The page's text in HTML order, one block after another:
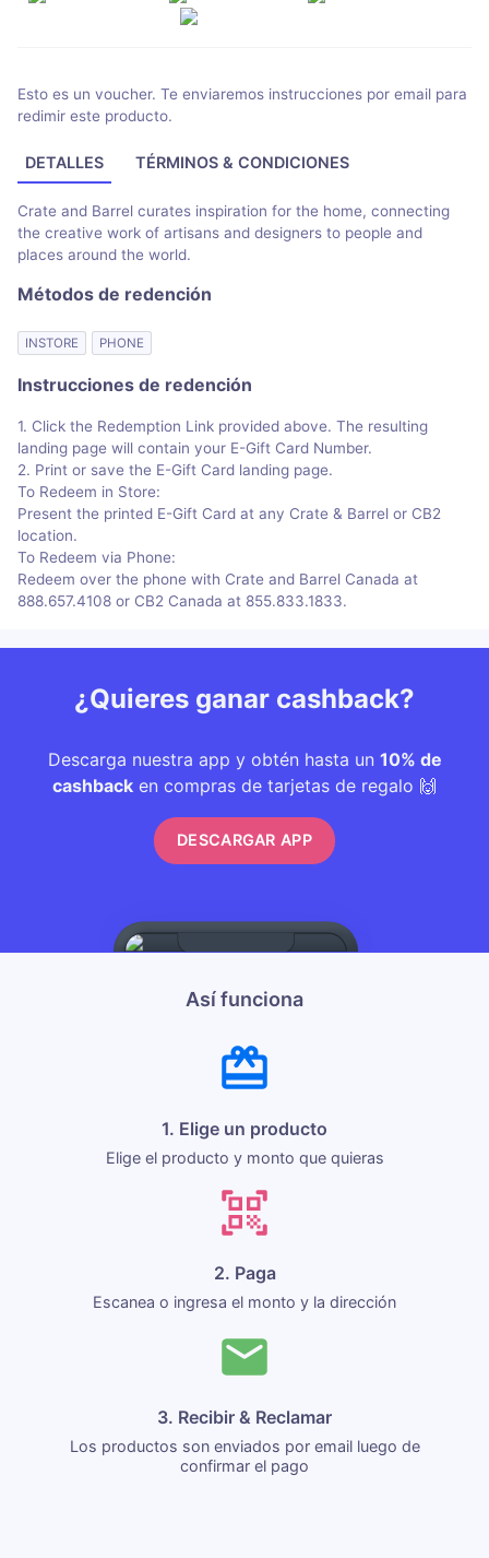
Esto es un voucher. Te enviaremos instrucciones por email para
redimir este producto.
DETALLES TÉRMINOS & CONDICIONES
Crate and Barrel curates inspiration for the home, connecting
the creative work of artisans and designers to people and
places around the world.
Métodos de redención
INSTORE PHONE
Instrucciones de redención
1. Click the Redemption Link provided above. The resulting
landing page will contain your E-Gift Card Number.
2. Print or save the E-Gift Card landing page.
To Redeem in Store:
Present the printed E-Gift Card at any Crate & Barrel or CB2
location.
To Redeem via Phone:
Redeem over the phone with Crate and Barrel Canada at
888.657.4108 or CB2 Canada at 855.833.1833.
¿Quieres ganar cashback?
Descarga nuestra app y obtén hasta un 10% de
cashback en compras de tarjetas de regalo 🙌
DESCARGAR APP
Así funciona
1. Elige un producto
Elige el producto y monto que quieras
2. Paga
Escanea o ingresa el monto y la dirección
3. Recibir & Reclamar
Los productos son enviados por email luego de
confirmar el pago